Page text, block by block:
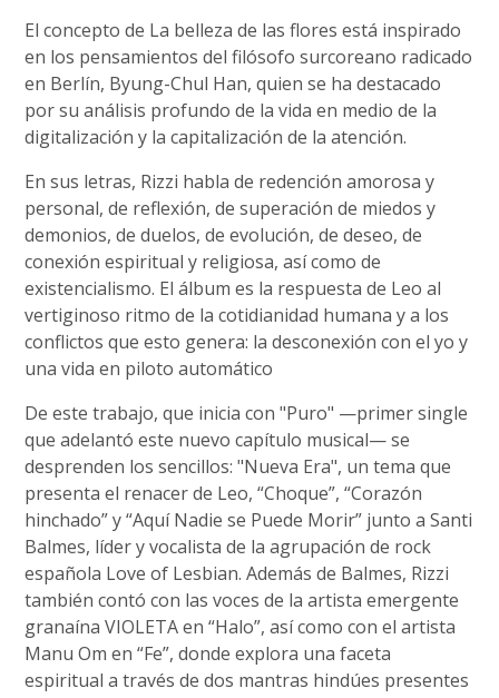
El concepto de La belleza de las flores está inspirado
en los pensamientos del filósofo surcoreano radicado
en Berlín, Byung-Chul Han, quien se ha destacado
por su análisis profundo de la vida en medio de la
digitalización y la capitalización de la atención.
En sus letras, Rizzi habla de redención amorosa y
personal, de reflexión, de superación de miedos y
demonios, de duelos, de evolución, de deseo, de
conexión espiritual y religiosa, así como de
existencialismo. El álbum es la respuesta de Leo al
vertiginoso ritmo de la cotidianidad humana y a los
conflictos que esto genera: la desconexión con el yo y
una vida en piloto automático
De este trabajo, que inicia con "Puro" —primer single
que adelantó este nuevo capítulo musical— se
desprenden los sencillos: "Nueva Era", un tema que
presenta el renacer de Leo, “Choque”, “Corazón
hinchado” y “Aquí Nadie se Puede Morir” junto a Santi
Balmes, líder y vocalista de la agrupación de rock
española Love of Lesbian. Además de Balmes, Rizzi
también contó con las voces de la artista emergente
granaína VIOLETA en “Halo”, así como con el artista
Manu Om en “Fe”, donde explora una faceta
espiritual a través de dos mantras hindúes presentes